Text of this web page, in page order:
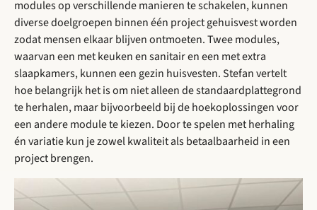
modules op verschillende manieren te schakelen, kunnen
diverse doelgroepen binnen één project gehuisvest worden
zodat mensen elkaar blijven ontmoeten. Twee modules,
waarvan een met keuken en sanitair en een met extra
slaapkamers, kunnen een gezin huisvesten. Stefan vertelt
hoe belangrijk het is om niet alleen de standaardplattegrond
te herhalen, maar bijvoorbeeld bij de hoekoplossingen voor
een andere module te kiezen. Door te spelen met herhaling
én variatie kun je zowel kwaliteit als betaalbaarheid in een
project brengen.